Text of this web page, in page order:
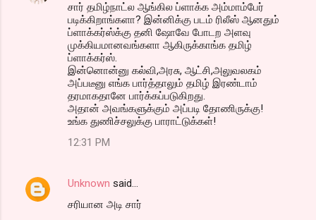
சார் தமிழ்நாட்ல ஆங்கில ப்ளாக்க அம்மாம்பேர்
படிக்கிறாங்களா? இன்னிக்கு படம் ரிலீஸ் ஆனதும்
ப்ளாக்கர்ஸ்க்கு தனி ஷோவே போடற அளவு
முக்கியமானவங்களா ஆகிருக்காங்க தமிழ்
ப்ளாக்கர்ஸ்.
இன்னொன்னு கல்வி,அரசு, ஆட்சி,அலுவலகம்
அப்படீனு எங்க பார்த்தாலும் தமிழ் இரண்டாம்
தரமாகதானே பார்க்கப்படுகிறது.
அதான் அவங்களுக்கும் அப்படி தோணிருக்கு!
உங்க துணிச்சலுக்கு பாராட்டுக்கள்!
12:31 PM
Unknown said…
சரியான அடி சார்